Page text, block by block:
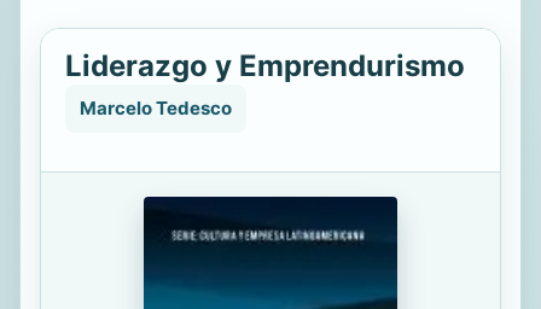
Liderazgo y Emprendurismo
Marcelo Tedesco